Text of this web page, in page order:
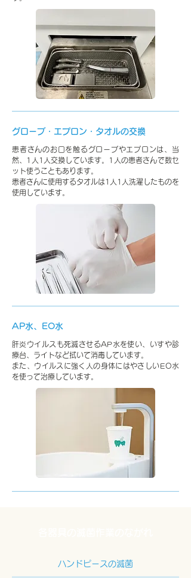
グローブ・エプロン・タオルの交換
患者さんのお口を触るグローブやエプロンは、当
然、1人1人交換しています。1人の患者さんで数セ
ット使うこともあります。
患者さんに使用するタオルは1人1人洗濯したものを
使用しています。
AP水、EO水
肝炎ウイルスも死滅させるAP水を使い、いすや診
療台、ライトなど拭いて消毒しています。
また、ウイルスに強く人の身体にはやさしいEO水
を使って治療しています。
ハンドピースの滅菌